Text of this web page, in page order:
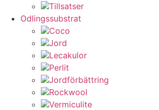
Tillsatser
Odlingssubstrat
Coco
Jord
Lecakulor
Perlit
Jordförbättring
Rockwool
Vermiculite